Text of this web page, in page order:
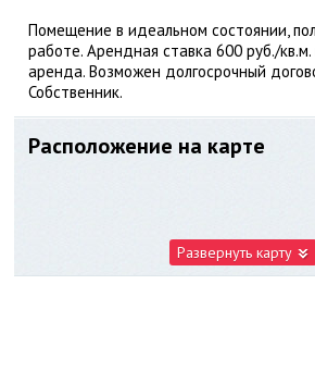
Помещение в идеальном состоянии,
работе. Арендная ставка 600 руб./
аренда. Возможен долгосрочный
Собственник.
Расположение на карте
Развернуть карту